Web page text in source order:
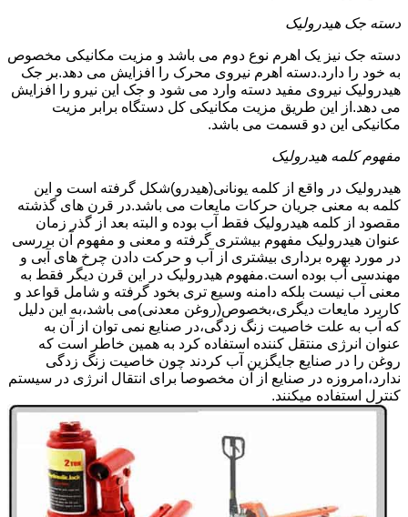
دسته جک هیدرولیک
دسته جک نیز یک اهرم نوع دوم می باشد و مزیت مکانیکی مخصوص
به خود را دارد.دسته اهرم نیروی محرک را افزایش می دهد.بر جک
هیدرولیک نیروی مفید دسته وارد می شود و جک این نیرو را افزایش
می دهد.از این طریق مزیت مکانیکی کل دستگاه برابر مزیت
مکانیکی این دو قسمت می باشد.
مفهوم کلمه هیدرولیک
هیدرولیک در واقع از کلمه یونانی(هیدرو)شکل گرفته است و این
کلمه به معنی جریان حرکات مایعات می باشد.در قرن های گذشته
مقصود از کلمه هیدرولیک فقط آب بوده و البته بعد از گذر زمان
عنوان هیدرولیک مفهوم بیشتری گرفته و معنی و مفهوم آن بررسی
در مورد بهره برداری بیشتری از آب و حرکت دادن چرخ های آبی و
مهندسی آب بوده است.مفهوم هیدرولیک در این قرن دیگر فقط به
معنی آب نیست بلکه دامنه وسیع تری بخود گرفته و شامل قواعد و
کاربرد مایعات دیگری،بخصوص(روغن معدنی)می باشد،به این دلیل
که آب به علت خاصیت زنگ زدگی،در صنایع نمی توان از آن به
عنوان انرژی منتقل کننده استفاده کرد به همین خاطر است که
روغن را در صنایع جایگزین آب کردند چون خاصیت زنگ زدگی
ندارد،امروزه در صنایع از آن مخصوصا برای انتقال انرژی در سیستم
کنترل استفاده میکنند.